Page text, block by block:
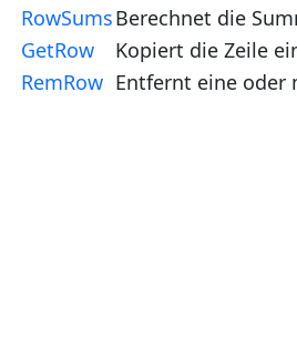
RowSumsBerechnet die
GetRow
Kopiert die Zeile
RemRow Entfernt eine oder